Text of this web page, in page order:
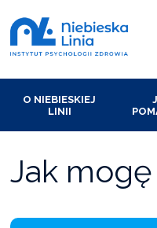
O NIEBIESKIEJ
LINII
Jak